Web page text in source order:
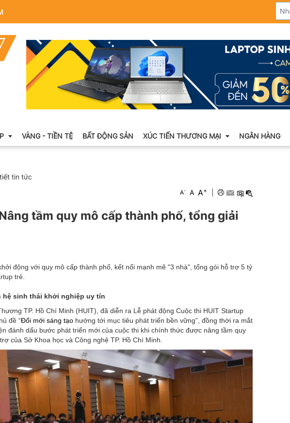
VÀNG - TIỀN TỆ BẤT ĐỘNG SẢN XÚC TIẾN THƯƠNG MẠI
Hội chợ triển lãm
NGÂN HÀNG
tin tức
A- A A+
tầm quy mô cấp thành phố, tổng giải
động với quy mô cấp thành phố, kết nối mạnh mẽ "3 nhà", tổng gói hỗ trợ 5 tỷ
trẻ.
hệ sinh thái khởi nghiệp uy tín
TP. Hồ Chí Minh (HUIT), đã diễn ra Lễ phát động Cuộc thi HUIT Startup
đề “Đổi mới sáng tạo hướng tới mục tiêu phát triển bền vững”, đồng thời ra mắt
đánh dấu bước phát triển mới của cuộc thi khi chính thức được nâng tầm quy
của Sở Khoa học và Công nghệ TP. Hồ Chí Minh.